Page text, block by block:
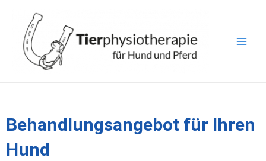
springen
Behandlungsangebot für Ihren
Hund